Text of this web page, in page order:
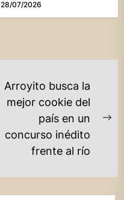
28/07/2026
Arroyito busca la
mejor cookie del
país en un
concurso inédito
frente al río